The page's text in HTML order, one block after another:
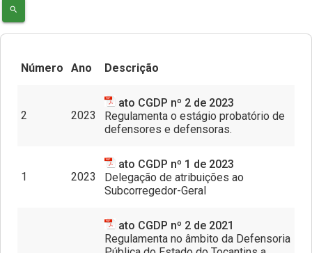
Programa Itinerante
search
Número Ano Descrição
2 2023
ato CGDP nº 2 de 2023
Regulamenta o estágio probatório de
defensores e defensoras.
1 2023
ato CGDP nº 1 de 2023
Delegação de atribuições ao
Subcorregedor-Geral
ato CGDP nº 2 de 2021
Regulamenta no âmbito da Defensoria